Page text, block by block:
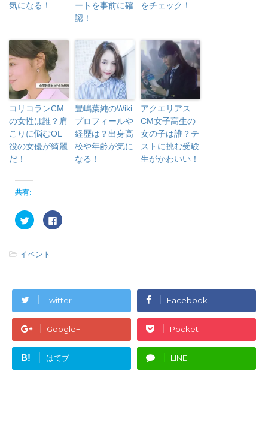
気になる！
ートを事前に確
認！
をチェック！
コリコランCM
の女性は誰？肩
こりに悩むOL
役の女優が綺麗
だ！
豊嶋葉純のWiki
プロフィールや
経歴は？出身高
校や年齢が気に
なる！
アクエリアス
CM女子高生の
女の子は誰？テ
ストに挑む受験
生がかわいい！
共有:
ク
リ
て
t
で
共
有
(
新
し
ィ
F
a
有
す
る
に
は
ク
リ
ッ
ク
し
て
く
ン
-イベント
Twitter Facebook
Google+ Pocket
B! はてブ LINE